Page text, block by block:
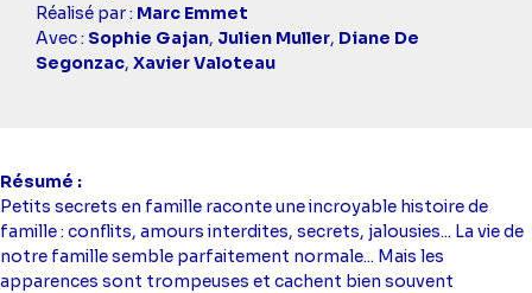
simba
Réalisé par : Marc Emmet
Avec : Sophie Gajan, Julien Muller, Diane De
Segonzac, Xavier Valoteau
Résumé
Petits secrets en famille raconte une incroyable histoire de
famille : conflits, amours interdites, secrets, jalousies... La vie de
notre famille semble parfaitement normale... Mais les
apparences sont trompeuses et cachent bien souvent